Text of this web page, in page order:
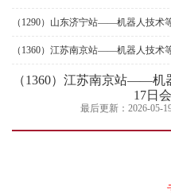
（1290）山东济宁站——机器人技术
（1360）江苏南京站——机器人技术
（1360）江苏南京站——机
17日
最后更新：2026-05-